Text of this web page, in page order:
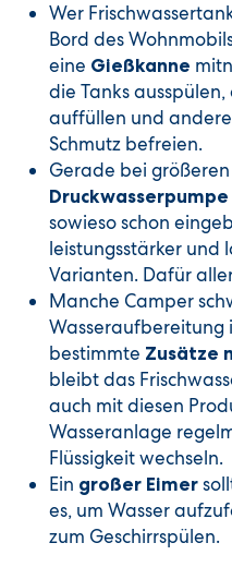
Wer
Bord des
eine Gießkanne
die Tanks
auffüllen und
Schmutz befreien.
Gerade bei
Druckwasserpumpe
sowieso schon
leistungsstärker und
Varianten. Dafür
Manche Camper
Wasseraufbereitung
bestimmte Zusätze
bleibt das
auch mit diesen
Wasseranlage
Flüssigkeit wechseln.
Ein großer Eimer
es, um Wasser
zum Geschirrspülen.